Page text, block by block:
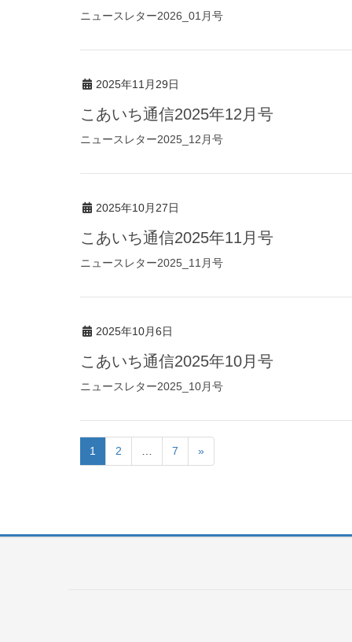
ニュースレター2026_01月号
2025年11月29日
こあいち通信2025年12月号
ニュースレター2025_12月号
2025年10月27日
こあいち通信2025年11月号
ニュースレター2025_11月号
2025年10月6日
こあいち通信2025年10月号
ニュースレター2025_10月号
1 2 7 »